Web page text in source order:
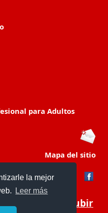
la mejor
Leer más
para Adultos
Mapa del sitio
Subir